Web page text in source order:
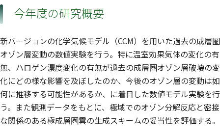
今年度の研究概要
新バージョンの化学気候モデル（CCM）を用いた過去の成層圏
オゾン層変動の数値実験を行う。特に温室効果気体の変化の有
無、ハロゲン濃度変化の有無が過去の成層圏オゾン層破壊の変
化にどの様な影響を及ぼしたのか、今後のオゾン層の変動は如
何に推移する可能性があるか、に着目した数値モデル実験を行
う。また観測データをもとに、極域でのオゾン分解反応と密接
な関係のある極成層圏雲の生成スキームの妥当性を評価する。